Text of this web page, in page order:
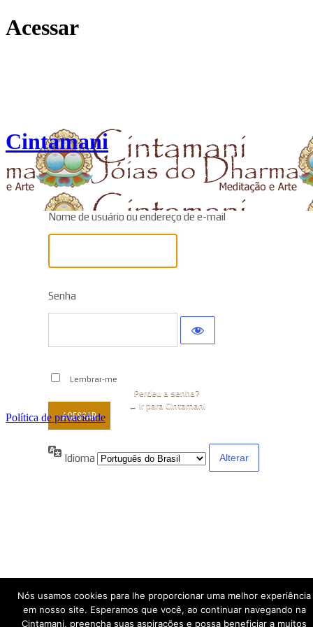
Acessar
Cintamani
Nome de usuário ou endereço de e-mail
Senha
Lembrar-me
Idioma
Perdeu a senha?
← Ir para Cintamani
Política de privacidade
Nós usamos cookies para lhe proporcionar uma melhor experiência
em nosso site. Esperamos que você, ao continuar navegando na
Cintamani, preencha suas aspirações e possa beneficiar a muitos